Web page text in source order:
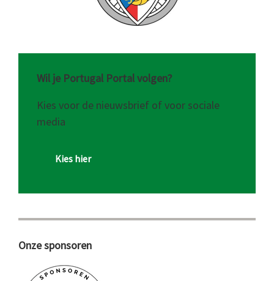
Wil je Portugal Portal volgen?
Kies voor de nieuwsbrief of voor sociale
media
Kies hier
Onze sponsoren